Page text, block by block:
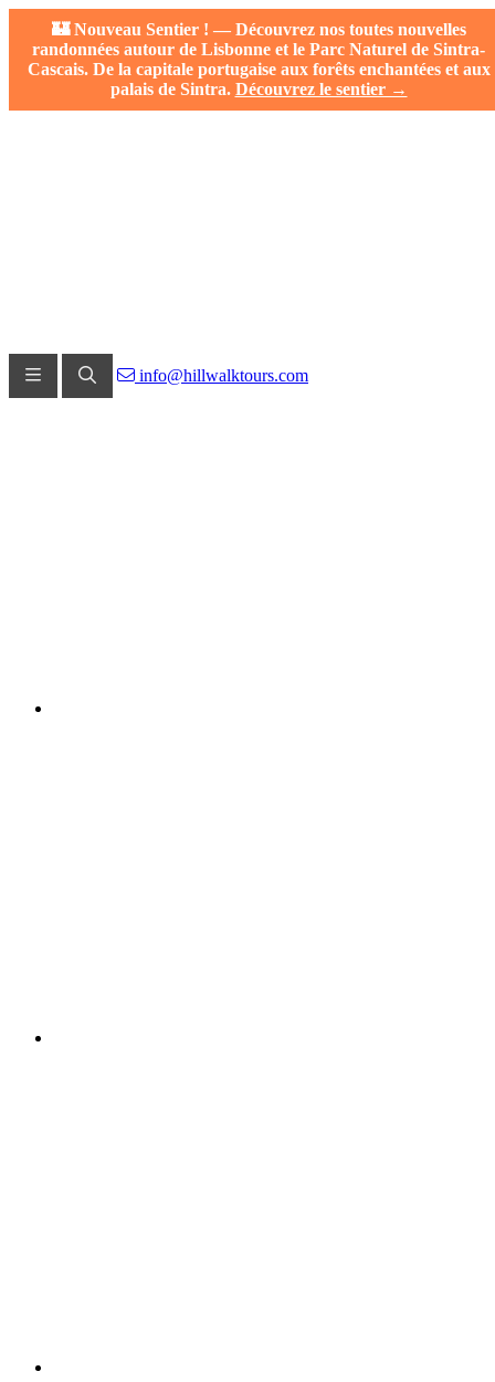
🏰 Nouveau Sentier ! — Découvrez nos toutes nouvelles
randonnées autour de Lisbonne et le Parc Naturel de Sintra-
Cascais. De la capitale portugaise aux forêts enchantées et aux
palais de Sintra. Découvrez le sentier →
info@hillwalktours.com